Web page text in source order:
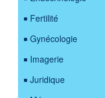
Fertilité
Gynécologie
Imagerie
Juridique